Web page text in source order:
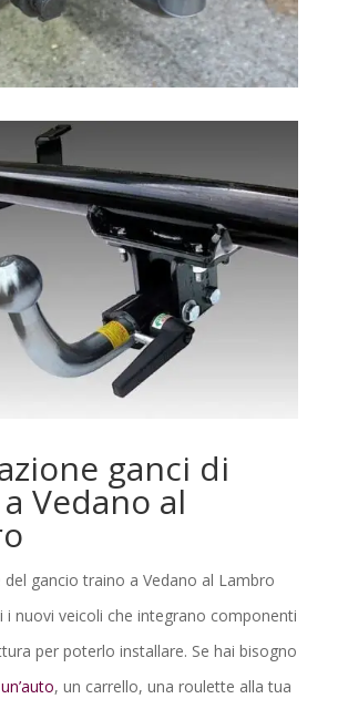
ganci di
Vedano al
del gancio traino a Vedano al Lambro
i nuovi veicoli che integrano componenti
per poterlo installare. Se hai bisogno
, un carrello, una roulette alla tua